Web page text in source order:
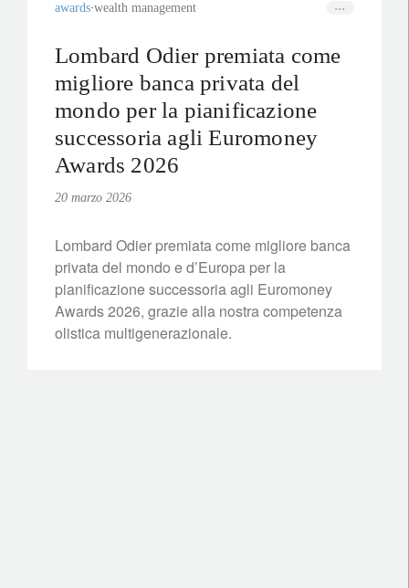
awards wealth management
Lombard Odier premiata come
migliore banca privata del
mondo per la pianificazione
successoria agli Euromoney
Awards 2026
20 marzo 2026
Lombard Odier premiata come migliore banca
privata del mondo e d’Europa per la
pianificazione successoria agli Euromoney
Awards 2026, grazie alla nostra competenza
olistica multigenerazionale.